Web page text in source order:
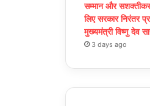
सम्मान और
लिए सरकार निरंतर
मुख्यमंत्री विष्णु देव
3 days ago